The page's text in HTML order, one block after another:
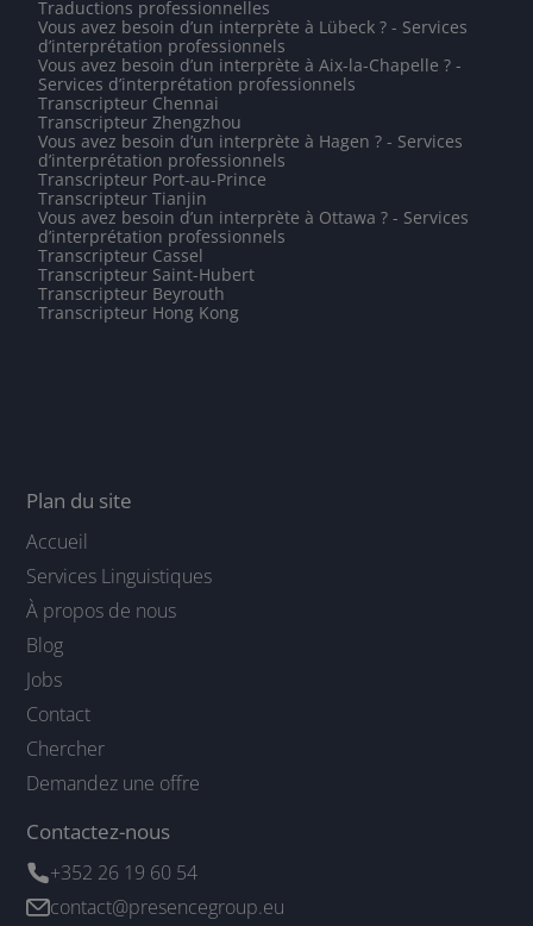
Traductions professionnelles
Vous avez besoin d’un interprète à Lübeck ? - Services
d’interprétation professionnels
Vous avez besoin d’un interprète à Aix-la-Chapelle ? -
Services d’interprétation professionnels
Transcripteur Chennai
Transcripteur Zhengzhou
Vous avez besoin d’un interprète à Hagen ? - Services
d’interprétation professionnels
Transcripteur Port-au-Prince
Transcripteur Tianjin
Vous avez besoin d’un interprète à Ottawa ? - Services
d’interprétation professionnels
Transcripteur Cassel
Transcripteur Saint-Hubert
Transcripteur Beyrouth
Transcripteur Hong Kong
Plan du site
Accueil
Services Linguistiques
À propos de nous
Blog
Jobs
Contact
Chercher
Demandez une offre
Contactez-nous
+352 26 19 60 54
contact@presencegroup.eu